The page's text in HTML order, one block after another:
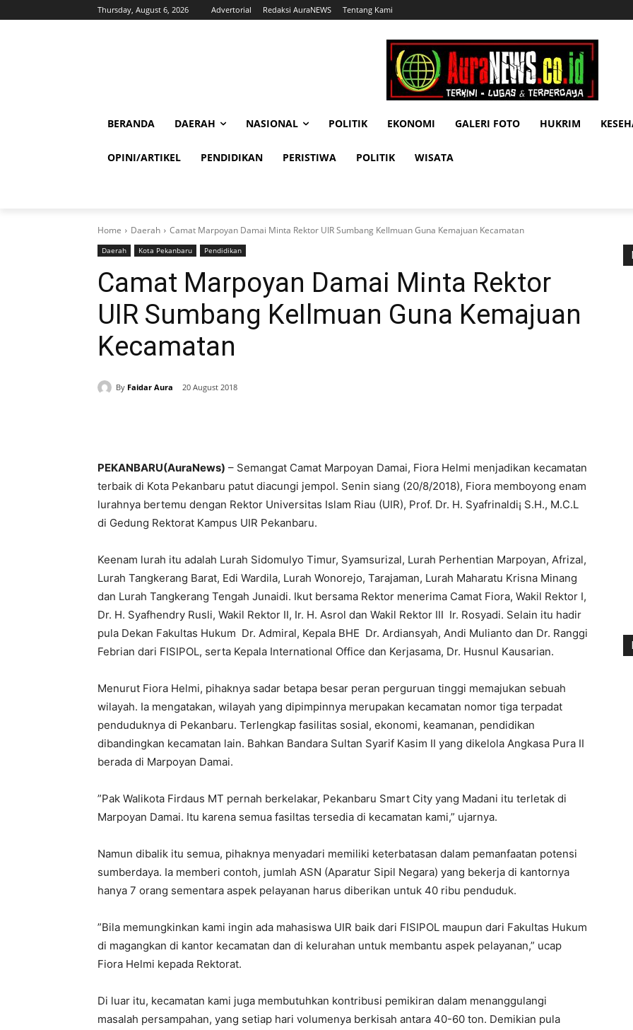
Thursday, August 6, 2026 Advertorial Redaksi AuraNEWS Tentang Kami
BERANDA DAERAH NASIONAL POLITIK EKONOMI GALERI FOTO HUKRIM
OPINI/ARTIKEL PENDIDIKAN PERISTIWA POLITIK WISATA
Home Daerah Camat Marpoyan Damai Minta Rektor UIR Sumbang KeIlmuan Guna Kemajuan Kecamatan
Daerah Kota Pekanbaru Pendidikan
Camat Marpoyan Damai Minta Rektor
UIR Sumbang KeIlmuan Guna Kemajuan
Kecamatan
By Faidar Aura 20 August 2018
PEKANBARU(AuraNews) – Semangat Camat Marpoyan Damai, Fiora Helmi menjadikan kecamatan
terbaik di Kota Pekanbaru patut diacungi jempol. Senin siang (20/8/2018), Fiora memboyong enam
lurahnya bertemu dengan Rektor Universitas Islam Riau (UIR), Prof. Dr. H. Syafrinaldi¡ S.H., M.C.L
di Gedung Rektorat Kampus UIR Pekanbaru.
Keenam lurah itu adalah Lurah Sidomulyo Timur, Syamsurizal, Lurah Perhentian Marpoyan, Afrizal,
Lurah Tangkerang Barat, Edi Wardila, Lurah Wonorejo, Tarajaman, Lurah Maharatu Krisna Minang
dan Lurah Tangkerang Tengah Junaidi. Ikut bersama Rektor menerima Camat Fiora, Wakil Rektor I,
Dr. H. Syafhendry Rusli, Wakil Rektor II, Ir. H. Asrol dan Wakil Rektor III Ir. Rosyadi. Selain itu hadir
pula Dekan Fakultas Hukum Dr. Admiral, Kepala BHE Dr. Ardiansyah, Andi Mulianto dan Dr. Ranggi
Febrian dari FISIPOL, serta Kepala International Office dan Kerjasama, Dr. Husnul Kausarian.
Menurut Fiora Helmi, pihaknya sadar betapa besar peran perguruan tinggi memajukan sebuah
wilayah. Ia mengatakan, wilayah yang dipimpinnya merupakan kecamatan nomor tiga terpadat
penduduknya di Pekanbaru. Terlengkap fasilitas sosial, ekonomi, keamanan, pendidikan
dibandingkan kecamatan lain. Bahkan Bandara Sultan Syarif Kasim II yang dikelola Angkasa Pura II
berada di Marpoyan Damai.
”Pak Walikota Firdaus MT pernah berkelakar, Pekanbaru Smart City yang Madani itu terletak di
Marpoyan Damai. Itu karena semua fasiltas tersedia di kecamatan kami,” ujarnya.
Namun dibalik itu semua, pihaknya menyadari memiliki keterbatasan dalam pemanfaatan potensi
sumberdaya. Ia memberi contoh, jumlah ASN (Aparatur Sipil Negara) yang bekerja di kantornya
hanya 7 orang sementara aspek pelayanan harus diberikan untuk 40 ribu penduduk.
”Bila memungkinkan kami ingin ada mahasiswa UIR baik dari FISIPOL maupun dari Fakultas Hukum
di magangkan di kantor kecamatan dan di kelurahan untuk membantu aspek pelayanan,” ucap
Fiora Helmi kepada Rektorat.
Di luar itu, kecamatan kami juga membutuhkan kontribusi pemikiran dalam menanggulangi
masalah persampahan, yang setiap hari volumenya berkisah antara 40-60 ton. Demikian pula